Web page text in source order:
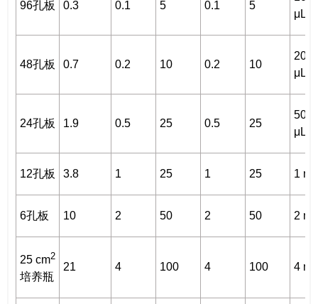
96孔板 0.3 0.1 5 0.1 5
μL
48孔板 0.7 0.2 10 0.2 10
200
μL
24孔板 1.9 0.5 25 0.5 25
500
μL
12孔板 3.8 1 25 1 25 1 mL
6孔板 10 2 50 2 50 2 mL
25 cm2
培养瓶
21 4 100 4 100 4 mL